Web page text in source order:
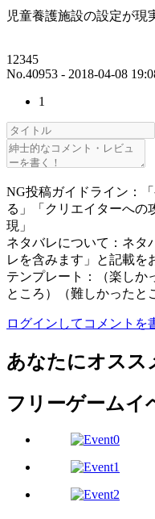
児童養護施設の設定が現
12345
No.40953 - 2018-04-08
1
NG投稿ガイドライン：
る」「クリエイターへの
現」
ネタバレについて：ネタ
レを含みます」と記載を
テンプレート：（楽しか
ところ）（難しかったと
ログインしてコメントを
あなたにオスス
フリーゲームイ